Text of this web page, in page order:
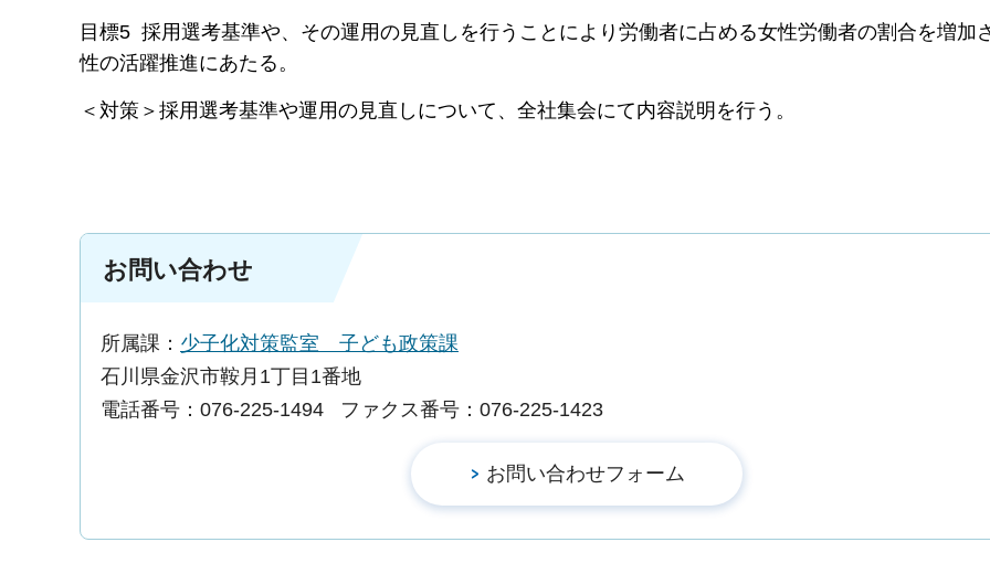
目標5 採用選考基準や、その運用の見直しを行うことにより労働者に占める女性労働者の割合を増加
性の活躍推進にあたる。
＜対策＞採用選考基準や運用の見直しについて、全社集会にて内容説明を行う。
お問い合わせ
所属課： 少子化対策監室 子ども政策課
石川県金沢市鞍月1丁目1番地
電話番号：076-225-1494
ファクス番号：076-225-1423